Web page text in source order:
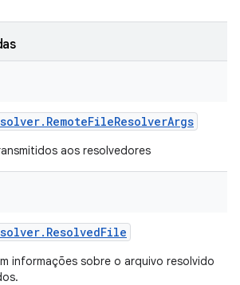
. RemoteFileResolverArgs
aos resolvedores
. ResolvedFile
informações sobre o arquivo resolvido